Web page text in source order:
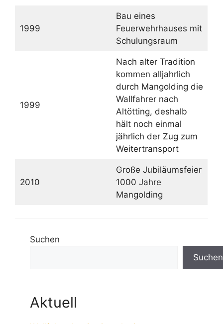
1999
Bau eines
Feuerwehrhauses mit
Schulungsraum
1999
Nach alter Tradition
kommen alljahrlich
durch Mangolding die
Wallfahrer nach
Altötting, deshalb
hält noch einmal
jährlich der Zug zum
Weitertransport
2010
Große Jubiläumsfeier
1000 Jahre
Mangolding
Suchen
Suchen
Aktuell